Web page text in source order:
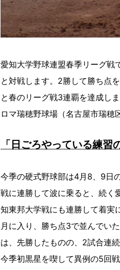
愛知大学野球連盟春季リーグ戦
と対戦します。2勝して勝ち点
と春のリーグ戦3連覇を達成し
ロマ瑞穂野球場（名古屋市瑞
「日ごろやっている練
今季の硬式野球部は4月8、9日
戦に連勝して波に乗ると、続く
知東邦大学戦にも連勝して着実
月に入り、勝ち点3で並んでい
は、先勝したものの、2試合連
今季初黒星を喫して異例の5回